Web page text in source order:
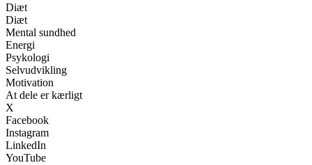
Diæt
Diæt
Mental sundhed
Energi
Psykologi
Selvudvikling
Motivation
At dele er kærligt
X
Facebook
Instagram
LinkedIn
YouTube